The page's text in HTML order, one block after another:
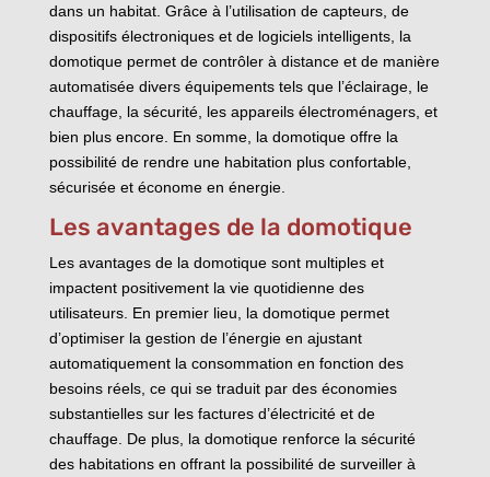
dans un habitat. Grâce à l’utilisation de capteurs, de
dispositifs électroniques et de logiciels intelligents, la
domotique permet de contrôler à distance et de manière
automatisée divers équipements tels que l’éclairage, le
chauffage, la sécurité, les appareils électroménagers, et
bien plus encore. En somme, la domotique offre la
possibilité de rendre une habitation plus confortable,
sécurisée et économe en énergie.
Les avantages de la domotique
Les avantages de la domotique sont multiples et
impactent positivement la vie quotidienne des
utilisateurs. En premier lieu, la domotique permet
d’optimiser la gestion de l’énergie en ajustant
automatiquement la consommation en fonction des
besoins réels, ce qui se traduit par des économies
substantielles sur les factures d’électricité et de
chauffage. De plus, la domotique renforce la sécurité
des habitations en offrant la possibilité de surveiller à